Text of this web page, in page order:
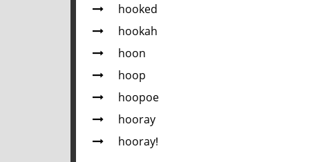
hooked
hookah
hoon
hoop
hoopoe
hooray
hooray!